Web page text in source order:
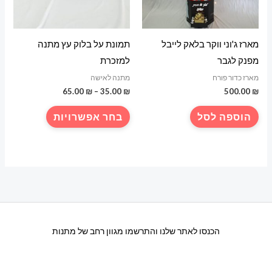
מארז ג'וני ווקר בלאק לייבל
מפנק לגבר
מארז כדור פורח
500.00 ₪
הוספה לסל
תמונת על בלוק עץ מתנה
למזכרת
מתנה לאישה
35.00 ₪
–
65.00 ₪
עד
בחר אפשרויות
הכנסו לאתר שלנו והתרשמו מגוון רחב של מתנות